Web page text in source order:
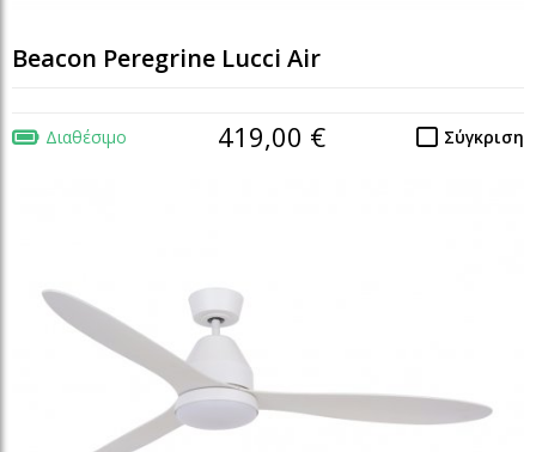
Beacon Peregrine Lucci Air
Διαθέσιμο Σύγκριση
419,00 €